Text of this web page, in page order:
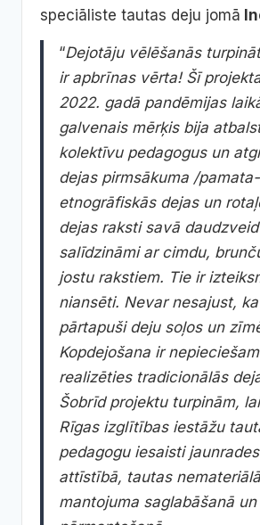
speciāliste tautas deju jomā
“Dejotāju vēlēšanās
ir apbrīnas vērta! Šī
2022. gadā pandēmijas
galvenais mērķis bija
kolektīvu pedagogus un
dejas pirmsākuma /
etnogrāfiskās dejas un
dejas raksti savā
salīdzināmi ar cimdu,
jostu rakstiem. Tie ir
niansēti. Nevar nesajust,
pārtapuši deju soļos un
Kopdejošana ir
realizēties tradicionālās
Šobrīd projektu turpinām,
Rīgas izglītības iestāžu
pedagogu iesaisti
attīstībā, tautas
mantojuma saglabāšanā un